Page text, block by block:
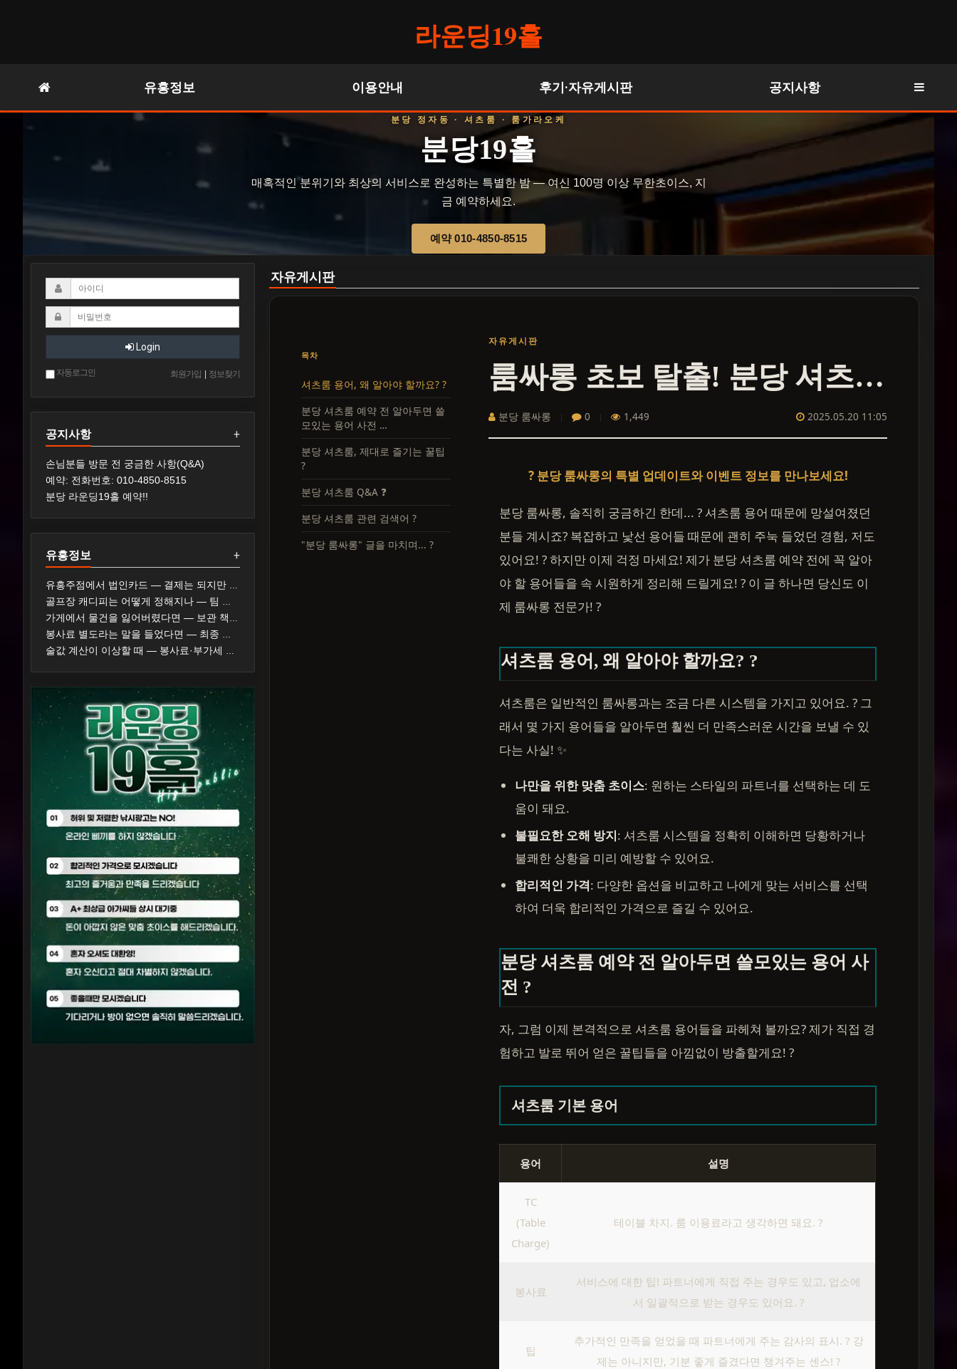
라운딩19홀
유흥정보 이용안내 후기·자유게시판 공지사항
분당 정자동 · 셔츠룸 · 룸가라오케
분당19홀
매혹적인 분위기와 최상의 서비스로 완성하는 특별한 밤 — 여신 100명 이상 무한초이스, 지
금 예약하세요.
예약 010-4850-8515
자유게시판
목차
셔츠룸 용어, 왜 알아야 할까요? ?
분당 셔츠룸 예약 전 알아두면 쓸
모있는 용어 사전 …
분당 셔츠룸, 제대로 즐기는 꿀팁
?
분당 셔츠룸 Q&A ❓
분당 셔츠룸 관련 검색어 ?
"분당 룸싸롱" 글을 마치며... ?
자유게시판
룸싸롱 초보 탈출! 분당 셔츠룸 예약 전 필수 용어 정리 ?
분당 룸싸롱 0 1,449 2025.05.20 11:05
? 분당 룸싸롱의 특별 업데이트와 이벤트 정보를 만나보세요!
분당 룸싸롱, 솔직히 궁금하긴 한데... ? 셔츠룸 용어 때문에 망설여졌던
분들 계시죠? 복잡하고 낯선 용어들 때문에 괜히 주눅 들었던 경험, 저도
있어요! ? 하지만 이제 걱정 마세요! 제가 분당 셔츠룸 예약 전에 꼭 알아
야 할 용어들을 속 시원하게 정리해 드릴게요! ? 이 글 하나면 당신도 이
제 룸싸롱 전문가! ?
셔츠룸 용어, 왜 알아야 할까요? ?
셔츠룸은 일반적인 룸싸롱과는 조금 다른 시스템을 가지고 있어요. ? 그
래서 몇 가지 용어들을 알아두면 훨씬 더 만족스러운 시간을 보낼 수 있
다는 사실! ✨
나만을 위한 맞춤 초이스: 원하는 스타일의 파트너를 선택하는 데 도
움이 돼요.
불필요한 오해 방지: 셔츠룸 시스템을 정확히 이해하면 당황하거나
불쾌한 상황을 미리 예방할 수 있어요.
합리적인 가격: 다양한 옵션을 비교하고 나에게 맞는 서비스를 선택
하여 더욱 합리적인 가격으로 즐길 수 있어요.
분당 셔츠룸 예약 전 알아두면 쓸모있는 용어 사
전 ?
자, 그럼 이제 본격적으로 셔츠룸 용어들을 파헤쳐 볼까요? 제가 직접 경
험하고 발로 뛰어 얻은 꿀팁들을 아낌없이 방출할게요! ?
셔츠룸 기본 용어
용어 설명
TC
(Table
Charge)
테이블 차지. 룸 이용료라고 생각하면 돼요. ?
봉사료
서비스에 대한 팁! 파트너에게 직접 주는 경우도 있고, 업소에
서 일괄적으로 받는 경우도 있어요. ?
팁
추가적인 만족을 얻었을 때 파트너에게 주는 감사의 표시. ? 강
제는 아니지만, 기분 좋게 즐겼다면 챙겨주는 센스! ?
Login
자동로그인 회원가입 정보찾기
+
공지사항
손님분들 방문 전 궁금한 사항(Q&A)
예약: 전화번호: 010-4850-8515
분당 라운딩19홀 예약!!
+
유흥정보
유흥주점에서 법인카드 — 결제는 되지만 갈리는 것은 세무와 사규다
골프장 캐디피는 어떻게 정해지나 — 팀 기준·결제 수단·노캐디 선택
가게에서 물건을 잃어버렸다면 — 보관 책임과 요구할 수 있는 것
봉사료 별도라는 말을 들었다면 — 최종 지불 가격 표시와 확인 순서
술값 계산이 이상할 때 — 봉사료·부가세 표기와 확인 순서